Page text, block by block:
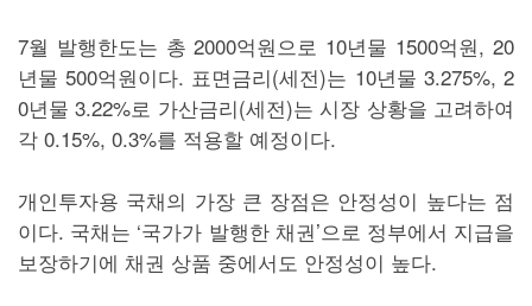
7월 발행한도는 총 2000억원으로 10년물 1500억원, 20
년물 500억원이다. 표면금리(세전)는 10년물 3.275%, 2
0년물 3.22%로 가산금리(세전)는 시장 상황을 고려하여
각 0.15%, 0.3%를 적용할 예정이다.
개인투자용 국채의 가장 큰 장점은 안정성이 높다는 점
이다. 국채는 ‘국가가 발행한 채권’으로 정부에서 지급을
보장하기에 채권 상품 중에서도 안정성이 높다.